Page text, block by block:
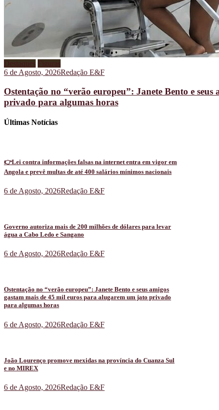
Destaques Figuras
6 de Agosto, 2026Redação E&F
Ostentação no “verão europeu”: Janete Bento e
privado para algumas horas
Últimas Notícias
👉Lei contra informações falsas na internet entra em vigor em
Angola e prevê multas de até 400 salários mínimos nacionais
6 de Agosto, 2026Redação E&F
Governo autoriza mais de 200 milhões de dólares para levar
água a Cabo Ledo e Sangano
6 de Agosto, 2026Redação E&F
Ostentação no “verão europeu”: Janete Bento e seus amigos
gastam mais de 45 mil euros para alugarem um jato privado
para algumas horas
6 de Agosto, 2026Redação E&F
João Lourenço promove mexidas na província do Cuanza Sul
e no MIREX
6 de Agosto, 2026Redação E&F